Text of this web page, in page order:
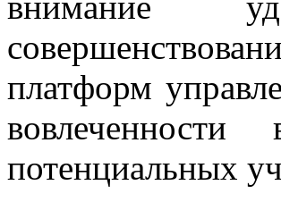
платформ
потенциальных